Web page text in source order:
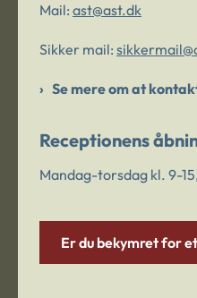
Mail: ast@ast.dk
Sikker mail:
Se mere om at
Receptionens
Mandag-torsdag kl. 9-
Er du bekymret for